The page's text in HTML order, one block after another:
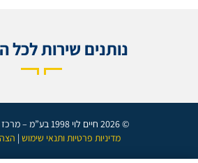
נותנים שירות לכל
© 2026 חיים לוי 1998 בע”מ – מרכז שירות לרכב
מדיניות פרטיות ותנאי שימוש |